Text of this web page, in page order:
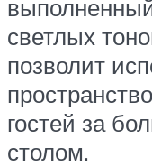
светлых
позволит
гостей за
столом.